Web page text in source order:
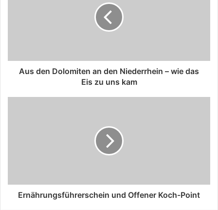
Aus den Dolomiten an den Niederrhein – wie das
Eis zu uns kam
Ernährungsführerschein und Offener Koch-Point